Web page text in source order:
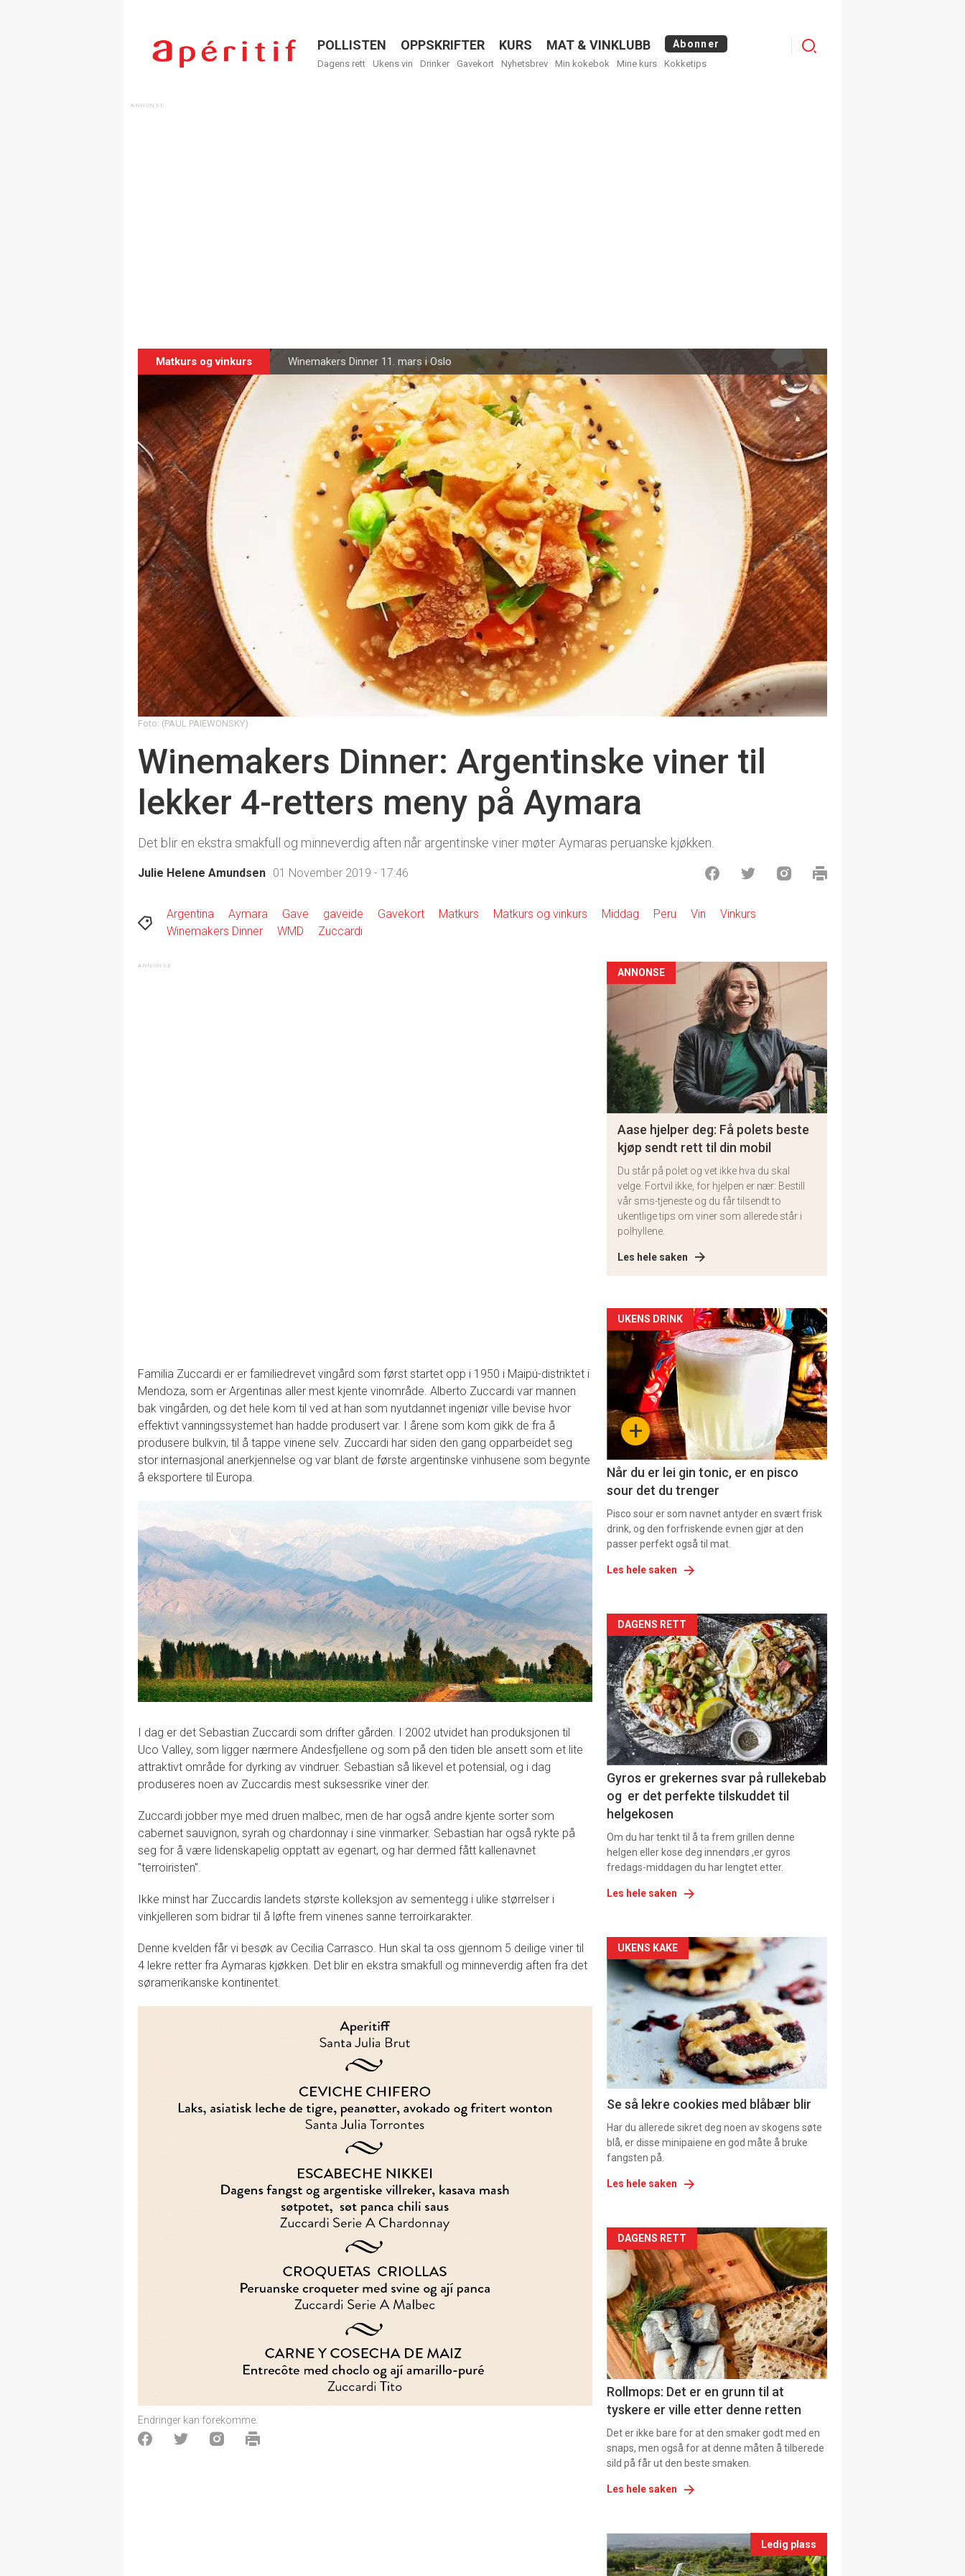
Menu
POLLISTEN OPPSKRIFTER KURS MAT & VINKLUBB Abonner
Dagens rett Ukens vin Drinker Gavekort Nyhetsbrev Min kokebok Mine kurs Kokketips
Logg
Matkurs og vinkurs Winemakers Dinner 11. mars i Oslo
Foto: (PAUL PAIEWONSKY)
Winemakers Dinner: Argentinske viner til
lekker 4-retters meny på Aymara
Det blir en ekstra smakfull og minneverdig aften når argentinske viner møter Aymaras peruanske kjøkken.
Julie Helene Amundsen 01 November 2019 - 17:46
Argentina Aymara Gave gaveide Gavekort Matkurs Matkurs og vinkurs Middag Peru Vin
Vinkurs
Winemakers Dinner
WMD Zuccardi
Familia Zuccardi er er familiedrevet vingård som først startet opp i 1950 i Maipú-distriktet i
Mendoza, som er Argentinas aller mest kjente vinområde. Alberto Zuccardi var mannen
bak vingården, og det hele kom til ved at han som nyutdannet ingeniør ville bevise hvor
effektivt vanningssystemet han hadde produsert var. I årene som kom gikk de fra å
produsere bulkvin, til å tappe vinene selv. Zuccardi har siden den gang opparbeidet seg
stor internasjonal anerkjennelse og var blant de første argentinske vinhusene som begynte
å eksportere til Europa.
I dag er det Sebastian Zuccardi som drifter gården. I 2002 utvidet han produksjonen til
Uco Valley, som ligger nærmere Andesfjellene og som på den tiden ble ansett som et lite
attraktivt område for dyrking av vindruer. Sebastian så likevel et potensial, og i dag
produseres noen av Zuccardis mest suksessrike viner der.
Zuccardi jobber mye med druen malbec, men de har også andre kjente sorter som
cabernet sauvignon, syrah og chardonnay i sine vinmarker. Sebastian har også rykte på
seg for å være lidenskapelig opptatt av egenart, og har dermed fått kallenavnet
"terroiristen".
Ikke minst har Zuccardis landets største kolleksjon av sementegg i ulike størrelser i
vinkjelleren som bidrar til å løfte frem vinenes sanne terroirkarakter.
Denne kvelden får vi besøk av Cecilia Carrasco. Hun skal ta oss gjennom 5 deilige viner til
4 lekre retter fra Aymaras kjøkken. Det blir en ekstra smakfull og minneverdig aften fra det
søramerikanske kontinentet.
Endringer kan forekomme.
ANNONSE
Aase hjelper deg: Få polets beste
kjøp sendt rett til din mobil
Du står på polet og vet ikke hva du skal
velge. Fortvil ikke, for hjelpen er nær: Bestill
vår sms-tjeneste og du får tilsendt to
ukentlige tips om viner som allerede står i
polhyllene.
Les hele saken
Artikler
detail
section
11+
UKENS DRINK
Når du er lei gin tonic, er en pisco
sour det du trenger
Pisco sour er som navnet antyder en svært frisk
drink, og den forfriskende evnen gjør at den
passer perfekt også til mat.
Les hele saken
Artikler
detail
-
section
11
Dagens
rett
DAGENS RETT
Gyros er grekernes svar på rullekebab
og er det perfekte tilskuddet til
helgekosen
Om du har tenkt til å ta frem grillen denne
helgen eller kose deg innendørs ,er gyros
fredags-middagen du har lengtet etter.
Les hele saken
Artikler
detail
-
section
11
Dagens
rett
2
UKENS KAKE
Se så lekre cookies med blåbær blir
Har du allerede sikret deg noen av skogens søte
blå, er disse minipaiene en god måte å bruke
fangsten på.
Les hele saken
Artikler
detail
-
section
11
Ukens
vin
DAGENS RETT
Rollmops: Det er en grunn til at
tyskere er ville etter denne retten
Det er ikke bare for at den smaker godt med en
snaps, men også for at denne måten å tilberede
sild på får ut den beste smaken.
Les hele saken
Events
Ledig plass